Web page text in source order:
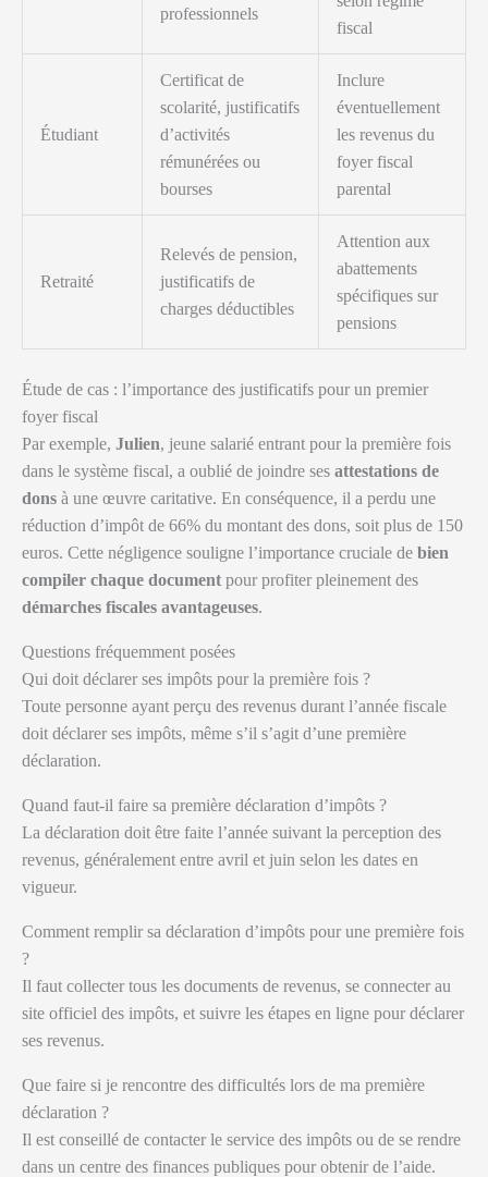
professionnels
fiscal
Étudiant
Certificat de
scolarité, justificatifs
d’activités
rémunérées ou
bourses
Inclure
éventuellement
les revenus du
foyer fiscal
parental
Retraité
Relevés de pension,
justificatifs de
charges déductibles
Attention aux
abattements
spécifiques sur
pensions
Étude de cas : l’importance des justificatifs pour un premier
foyer fiscal
Par exemple, Julien, jeune salarié entrant pour la première fois
dans le système fiscal, a oublié de joindre ses attestations de
dons à une œuvre caritative. En conséquence, il a perdu une
réduction d’impôt de 66% du montant des dons, soit plus de 150
euros. Cette négligence souligne l’importance cruciale de bien
compiler chaque document pour profiter pleinement des
démarches fiscales avantageuses.
Questions fréquemment posées
Qui doit déclarer ses impôts pour la première fois ?
Toute personne ayant perçu des revenus durant l’année fiscale
doit déclarer ses impôts, même s’il s’agit d’une première
déclaration.
Quand faut-il faire sa première déclaration d’impôts ?
La déclaration doit être faite l’année suivant la perception des
revenus, généralement entre avril et juin selon les dates en
vigueur.
Comment remplir sa déclaration d’impôts pour une première fois
?
Il faut collecter tous les documents de revenus, se connecter au
site officiel des impôts, et suivre les étapes en ligne pour déclarer
ses revenus.
Que faire si je rencontre des difficultés lors de ma première
déclaration ?
Il est conseillé de contacter le service des impôts ou de se rendre
dans un centre des finances publiques pour obtenir de l’aide.